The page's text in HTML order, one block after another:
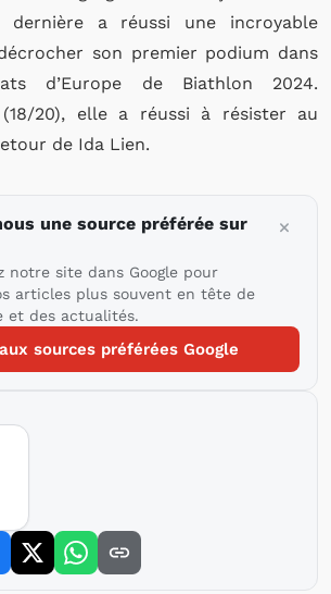
dernière a réussi une incroyable
son premier podium dans
d’Europe de Biathlon 2024.
20), elle a réussi à résister au
de Ida Lien.
une source préférée sur
notre site dans Google pour
articles plus souvent en tête de
et des actualités.
sources préférées Google